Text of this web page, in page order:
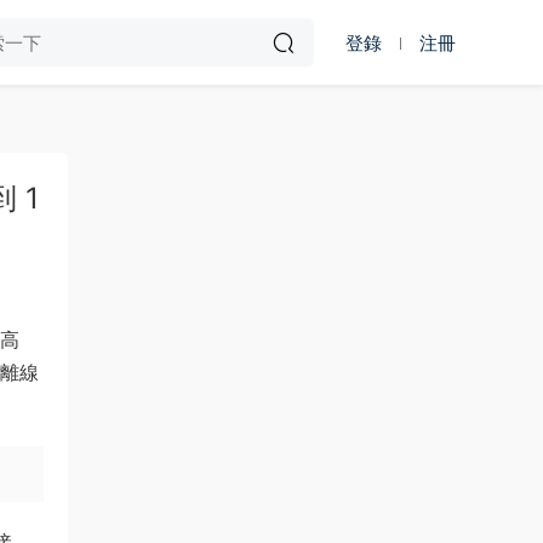
登錄 注冊
1
線